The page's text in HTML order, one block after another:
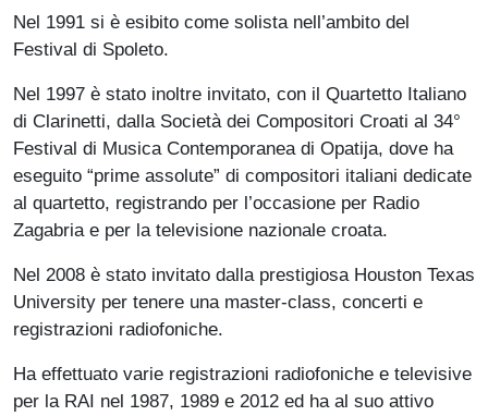
Nel 1991 si è esibito come solista nell’ambito del
Festival di Spoleto.
Nel 1997 è stato inoltre invitato, con il Quartetto Italiano
di Clarinetti, dalla Società dei Compositori Croati al 34°
Festival di Musica Contemporanea di Opatija, dove ha
eseguito “prime assolute” di compositori italiani dedicate
al quartetto, registrando per l’occasione per Radio
Zagabria e per la televisione nazionale croata.
Nel 2008 è stato invitato dalla prestigiosa Houston Texas
University per tenere una master-class, concerti e
registrazioni radiofoniche.
Ha effettuato varie registrazioni radiofoniche e televisive
per la RAI nel 1987, 1989 e 2012 ed ha al suo attivo